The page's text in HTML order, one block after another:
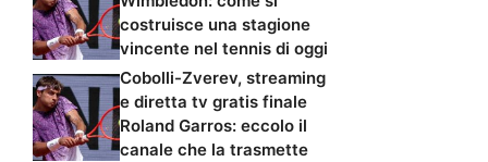
costruisce una stagione
vincente nel tennis di oggi
Cobolli-Zverev, streaming
e diretta tv gratis finale
Roland Garros: eccolo il
canale che la trasmette